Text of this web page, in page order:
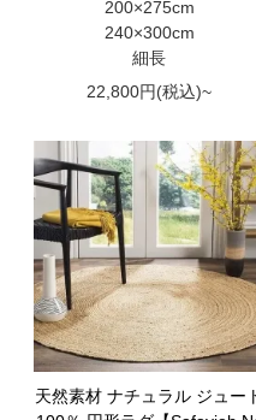
200×275cm
240×300cm
細長
22,800円(税込)~
天然素材 ナチュラル ジュー